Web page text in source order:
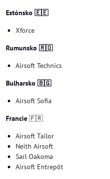
Estónsko 🇪🇪
Xforce
Rumunsko 🇷🇴
Airsoft Technics
Bulharsko 🇧🇬
Airsoft Sofia
Francie 🇫🇷
Airsoft Tailor
Neith Airsoft
Sarl Oakoma
Airsoft Entrepôt